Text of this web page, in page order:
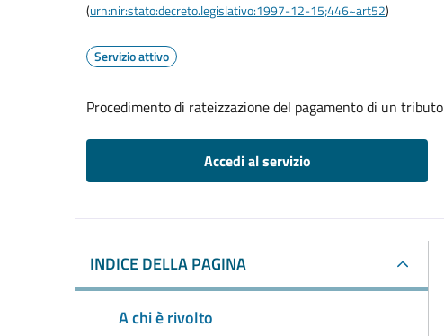
(urn:nir:stato:decreto.legislativo:1997-12-15;446~art52)
Servizio attivo
Procedimento di rateizzazione del pagamento di un tributo
Accedi al servizio
INDICE DELLA PAGINA
A chi è rivolto